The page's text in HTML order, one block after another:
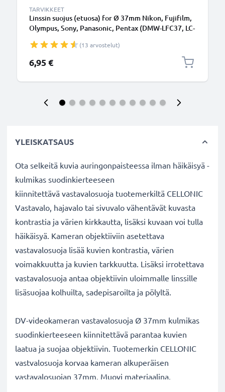
TARVIKKEET
Linssin suojus (etuosa) for Ø 37mm Nikon, Fujifilm,
Olympus, Sony, Panasonic, Pentax (DMW-LFC37, LC-
Kansi
(13 arvostelut)
6,95 €
YLEISKATSAUS
Ota selkeitä kuvia auringonpaisteessa ilman häikäisyä -
kulmikas suodinkierteeseen
kiinnitettävä vastavalosuoja tuotemerkiltä CELLONIC
Vastavalo, hajavalo tai sivuvalo vähentävät kuvasta
kontrastia ja värien kirkkautta, lisäksi kuvaan voi tulla
häikäisyä. Kameran objektiiviin asetettava
vastavalosuoja lisää kuvien kontrastia, värien
voimakkuutta ja kuvien tarkkuutta. Lisäksi irrotettava
vastavalosuoja antaa objektiivin uloimmalle linssille
lisäsuojaa kolhuilta, sadepisaroilta ja pölyltä.
DV-videokameran vastavalosuoja Ø 37mm kulmikas
suodinkierteeseen kiinnitettävä parantaa kuvien
laatua ja suojaa objektiivin. Tuotemerkin CELLONIC
vastvalosuoja korvaa kameran alkuperäisen
vastavalosuojan 37mm. Muovi materiaalina.